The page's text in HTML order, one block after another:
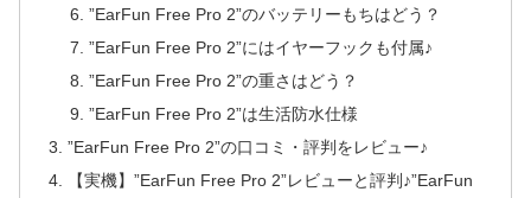
”EarFun Free Pro 2”のバッテリーもちはどう？
”EarFun Free Pro 2”にはイヤーフックも付属♪
”EarFun Free Pro 2”の重さはどう？
”EarFun Free Pro 2”は生活防水仕様
”EarFun Free Pro 2”の口コミ・評判をレビュー♪
【実機】”EarFun Free Pro 2”レビューと評判♪”EarFun